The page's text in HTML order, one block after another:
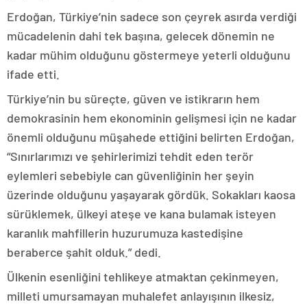
Erdoğan, Türkiye’nin sadece son çeyrek asırda verdiği
mücadelenin dahi tek başına, gelecek dönemin ne
kadar mühim olduğunu göstermeye yeterli olduğunu
ifade etti.
Türkiye’nin bu süreçte, güven ve istikrarın hem
demokrasinin hem ekonominin gelişmesi için ne kadar
önemli olduğunu müşahede ettiğini belirten Erdoğan,
“Sınırlarımızı ve şehirlerimizi tehdit eden terör
eylemleri sebebiyle can güvenliğinin her şeyin
üzerinde olduğunu yaşayarak gördük. Sokakları kaosa
sürüklemek, ülkeyi ateşe ve kana bulamak isteyen
karanlık mahfillerin huzurumuza kastedişine
beraberce şahit olduk.” dedi.
Ülkenin esenliğini tehlikeye atmaktan çekinmeyen,
milleti umursamayan muhalefet anlayışının ilkesiz,